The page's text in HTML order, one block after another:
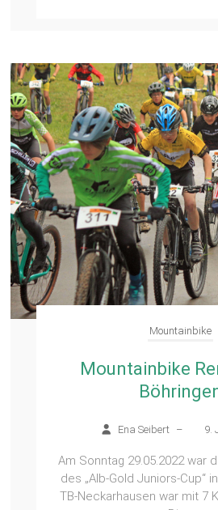
Mountainbike
Mountainbike
Ena Seibert – 9.
Am Sonntag 29.05.2022 war
des „Alb-Gold Juniors-Cup“
TB-Neckarhausen war mit 7